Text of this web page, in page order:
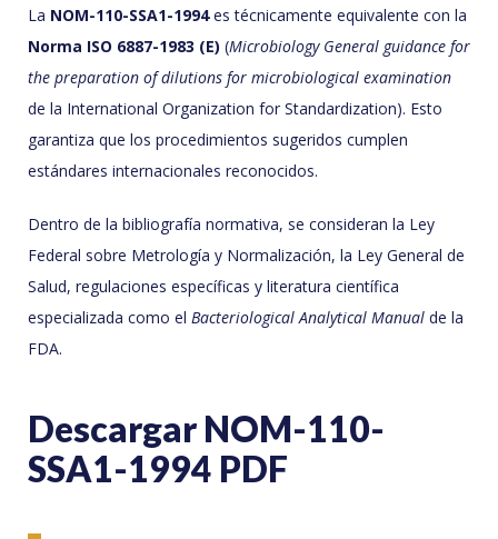
La NOM-110-SSA1-1994es técnicamente equivalente con la
Norma ISO 6887-1983 (E) (Microbiology General guidance for
the preparation of dilutions for microbiological examination
de la International Organization for Standardization). Esto
garantiza que los procedimientos sugeridos cumplen
estándares internacionales reconocidos.
Dentro de la bibliografía normativa, se consideran la Ley
Federal sobre Metrología y Normalización, la Ley General de
Salud, regulaciones específicas y literatura científica
especializada como el Bacteriological Analytical Manual de la
FDA.
Descargar NOM-110-
SSA1-1994 PDF